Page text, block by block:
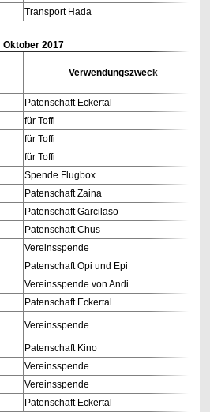
Transport Hada
Oktober 2017
Verwendungszweck
Patenschaft Eckertal
für Toffi
für Toffi
für Toffi
Spende Flugbox
Patenschaft Zaina
Patenschaft Garcilaso
Patenschaft Chus
Vereinsspende
Patenschaft Opi und Epi
Vereinsspende von Andi
Patenschaft Eckertal
Vereinsspende
Patenschaft Kino
Vereinsspende
Vereinsspende
Patenschaft Eckertal